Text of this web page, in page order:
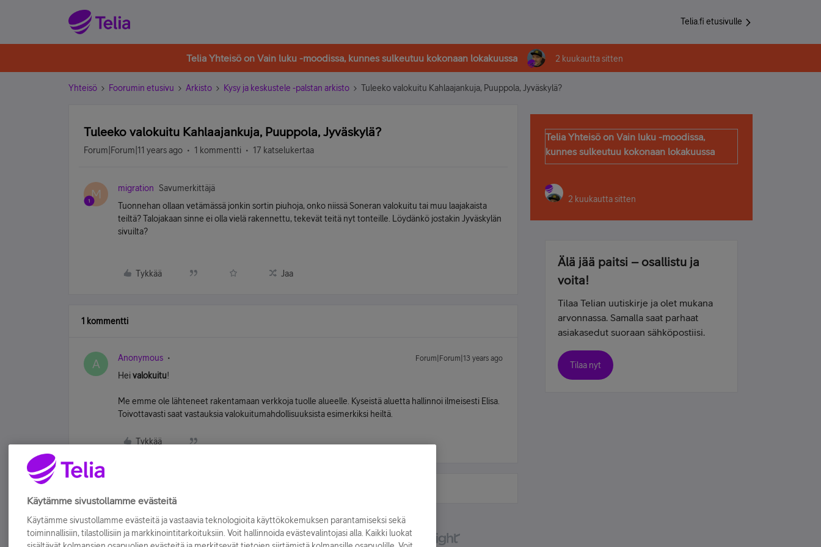
Telia.fi etusivulle
Telia Yhteisö on Vain luku -moodissa, kunnes sulkeutuu kokonaan lokakuussa 2 kuukautta sitten
Yhteisö Foorumin etusivu Arkisto Kysy ja keskustele -palstan arkisto Tuleeko valokuitu Kahlaajankuja, Puuppola, Jyväskylä?
Tuleeko valokuitu Kahlaajankuja, Puuppola, Jyväskylä?
Forum|Forum|11 years ago 1 kommentti 17 katselukertaa
M migration
Savumerkittäjä
Tuonnehan ollaan vetämässä jonkin sortin piuhoja, onko niissä Soneran valokuitu tai muu laajakaista
teiltä? Talojakaan sinne ei olla vielä rakennettu, tekevät teitä nyt tonteille. Löydänkö jostakin Jyväskylän
sivuilta?
Tykkää Jaa
1 kommentti
A Anonymous Forum|Forum|13 years ago
Heivalokuitu!
Me emme ole lähteneet rakentamaan verkkoja tuolle alueelle. Kyseistä aluetta hallinnoi ilmeisesti Elisa.
Toivottavasti saat vastauksia valokuitumahdollisuuksista esimerkiksi heiltä.
Tykkää
Telia Yhteisö on Vain luku -moodissa,
kunnes sulkeutuu kokonaan lokakuussa
2 kuukautta sitten
Älä jää paitsi – osallistu ja
voita!
Tilaa Telian uutiskirje ja olet mukana
arvonnassa. Samalla saat parhaat
asiakasedut suoraan sähköpostiisi.
Tilaa nyt
Käytämme sivustollamme evästeitä
Käytämme sivustollamme evästeitä ja vastaavia teknologioita käyttökokemuksen parantamiseksi sekä
toiminnallisiin, tilastollisiin ja markkinointitarkoituksiin. Voit hallinnoida evästevalintojasi alla. Kaikki luokat